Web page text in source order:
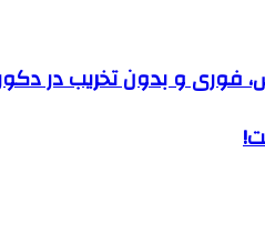
فوری و بدون تخریب در